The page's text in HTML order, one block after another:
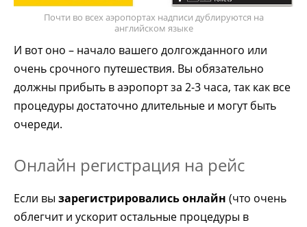
Почти во всех аэропортах надписи дублируются на
английском языке
И вот оно – начало вашего долгожданного или
очень срочного путешествия. Вы обязательно
должны прибыть в аэропорт за 2-3 часа, так как все
процедуры достаточно длительные и могут быть
очереди.
Онлайн регистрация на рейс
Если вы зарегистрировались онлайн (что очень
облегчит и ускорит остальные процедуры в